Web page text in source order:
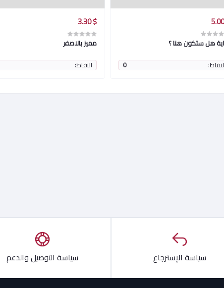
هل ستكون هنا ؟
0
$ 3.30
مميز بالاصفر
النقاط:
سياسة الإسترجاع سياسة التوصيل والدعم